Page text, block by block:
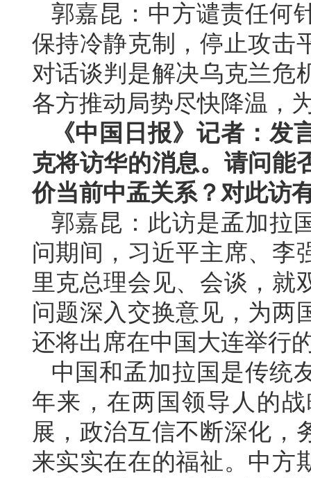
郭嘉昆：中方谴责任何
保持冷静克制，停止攻击
对话谈判是解决乌克兰危
各方推动局势尽快降温，
《中国日报》记者：
克将访华的消息。请问能
价当前中孟关系？对此访
郭嘉昆：此访是孟加拉
问期间，习近平主席、李
里克总理会见、会谈，就
问题深入交换意见，为两
还将出席在中国大连举行
中国和孟加拉国是传统
年来，在两国领导人的
展，政治互信不断深化，
来实实在在的福祉。中方